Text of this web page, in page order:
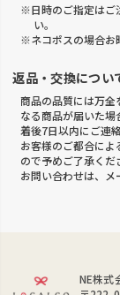
※日時のご指定はご
い。
※ネコポスの場合お
返品・交換につい
商品の品質には万
なる商品が届いた
着後7日以内にご連
お客様のご都合に
ので予めご了承くだ
お問い合わせは、メ
NE株式